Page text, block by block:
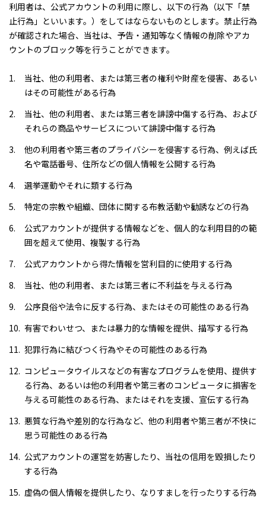
利用者は、公式アカウントの利用に際し、以下の行為（以下「禁
止行為」といいます。）をしてはならないものとします。禁止行為
が確認された場合、当社は、予告・通知等なく情報の削除やアカ
ウントのブロック等を行うことができます。
当社、他の利用者、または第三者の権利や財産を侵害、あるい
はその可能性がある行為
当社、他の利用者、または第三者を誹謗中傷する行為、および
それらの商品やサービスについて誹謗中傷する行為
他の利用者や第三者のプライバシーを侵害する行為、例えば氏
名や電話番号、住所などの個人情報を公開する行為
選挙運動やそれに類する行為
特定の宗教や組織、団体に関する布教活動や勧誘などの行為
公式アカウントが提供する情報などを、個人的な利用目的の範
囲を超えて使用、複製する行為
公式アカウントから得た情報を営利目的に使用する行為
当社、他の利用者、または第三者に不利益を与える行為
公序良俗や法令に反する行為、またはその可能性のある行為
有害でわいせつ、または暴力的な情報を提供、描写する行為
犯罪行為に結びつく行為やその可能性のある行為
コンピュータウイルスなどの有害なプログラムを使用、提供す
る行為、あるいは他の利用者や第三者のコンピュータに損害を
与える可能性のある行為、またはそれを支援、宣伝する行為
悪質な行為や差別的な行為など、他の利用者や第三者が不快に
思う可能性のある行為
公式アカウントの運営を妨害したり、当社の信用を毀損したり
する行為
虚偽の個人情報を提供したり、なりすましを行ったりする行為